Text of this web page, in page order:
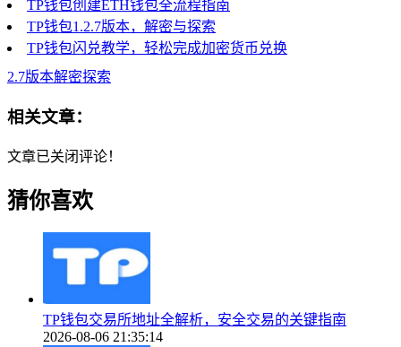
TP钱包创建ETH钱包全流程指南
TP钱包1.2.7版本，解密与探索
TP钱包闪兑教学，轻松完成加密货币兑换
2.7版本解密探索
相关文章：
文章已关闭评论！
猜你喜欢
TP钱包交易所地址全解析，安全交易的关键指南
2026-08-06 21:35:14